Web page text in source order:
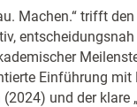
Machen.“ trifft
Einführung mit
und der klare